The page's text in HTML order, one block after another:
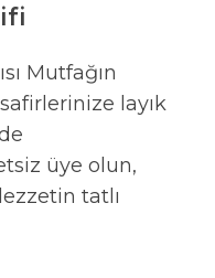
Mutfağın
layık
üye olun,
tatlı